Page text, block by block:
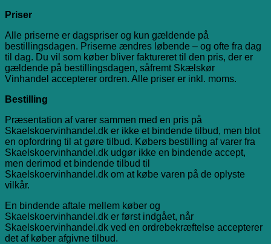
Priser
Alle priserne er dagspriser og kun gældende på
bestillingsdagen. Priserne ændres løbende – og ofte fra dag
til dag. Du vil som køber bliver faktureret til den pris, der er
gældende på bestillingsdagen, såfremt Skælskør
Vinhandel accepterer ordren. Alle priser er inkl. moms.
Bestilling
Præsentation af varer sammen med en pris på
Skaelskoervinhandel.dk er ikke et bindende tilbud, men blot
en opfordring til at gøre tilbud. Købers bestilling af varer fra
Skaelskoervinhandel.dk udgør ikke en bindende accept,
men derimod et bindende tilbud til
Skaelskoervinhandel.dk om at købe varen på de oplyste
vilkår.
En bindende aftale mellem køber og
Skaelskoervinhandel.dk er først indgået, når
Skaelskoervinhandel.dk ved en ordrebekræftelse accepterer
det af køber afgivne tilbud.